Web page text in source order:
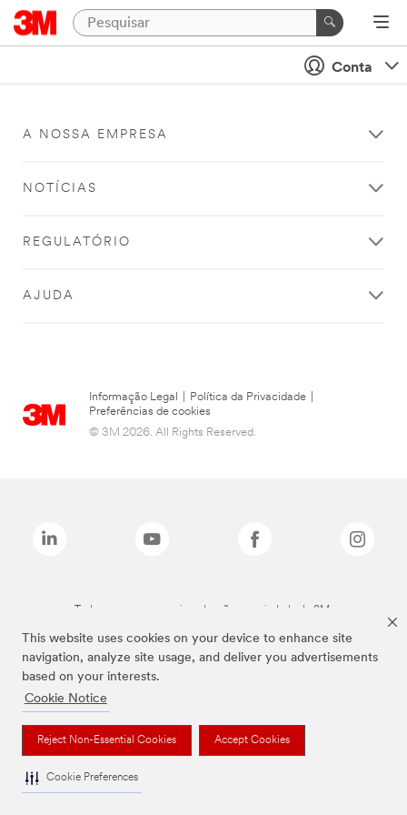
This website uses cookies on your device to enhance site
navigation, analyze site usage, and deliver you advertisements
based on your interests.
Cookie Notice
Reject Non-Essential Cookies Accept Cookies
Cookie Preferences
Conta
A NOSSA EMPRESA
NOTÍCIAS
REGULATÓRIO
AJUDA
Informação Legal Política da Privacidade
Preferências de cookies
© 3M 2026. All Rights Reserved.
Todas as marcas mencionadas são propriedade da 3M.